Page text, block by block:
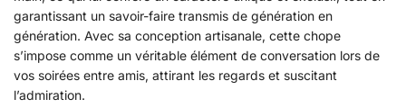
garantissant un savoir-faire transmis de génération en
génération. Avec sa conception artisanale, cette chope
s’impose comme un véritable élément de conversation lors de
vos soirées entre amis, attirant les regards et suscitant
l’admiration.